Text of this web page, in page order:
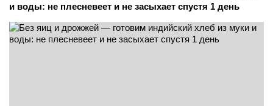
и воды: не плесневеет и не засыхает спустя 1 день